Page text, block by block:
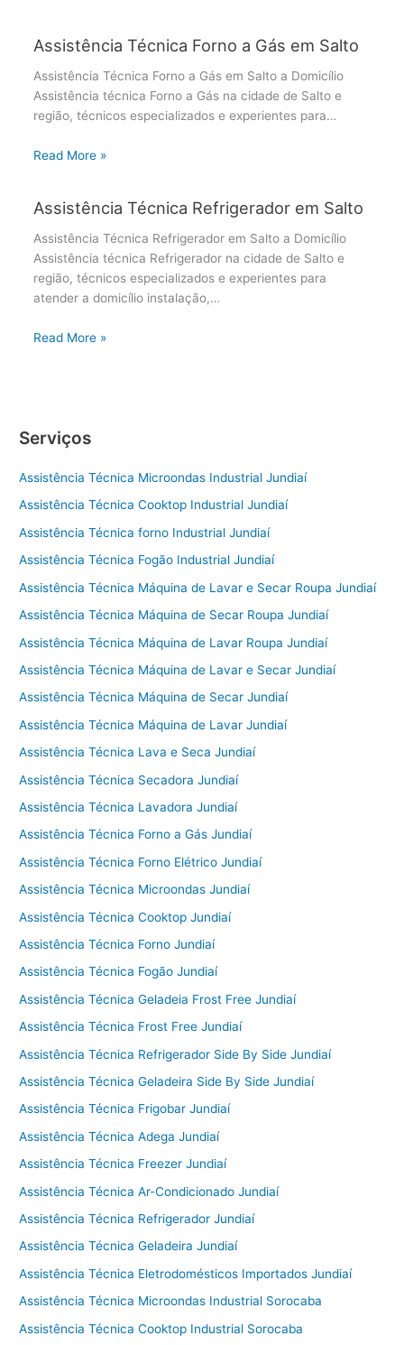
Assistência Técnica Forno a Gás em Salto
Assistência Técnica Forno a Gás em Salto a Domicílio
Assistência técnica Forno a Gás na cidade de Salto e
região, técnicos especializados e experientes para…
Read More »
Assistência Técnica Refrigerador em Salto
Assistência Técnica Refrigerador em Salto a Domicílio
Assistência técnica Refrigerador na cidade de Salto e
região, técnicos especializados e experientes para
atender a domicílio instalação,…
Read More »
Serviços
Assistência Técnica Microondas Industrial Jundiaí
Assistência Técnica Cooktop Industrial Jundiaí
Assistência Técnica forno Industrial Jundiaí
Assistência Técnica Fogão Industrial Jundiaí
Assistência Técnica Máquina de Lavar e Secar Roupa Jundiaí
Assistência Técnica Máquina de Secar Roupa Jundiaí
Assistência Técnica Máquina de Lavar Roupa Jundiaí
Assistência Técnica Máquina de Lavar e Secar Jundiaí
Assistência Técnica Máquina de Secar Jundiaí
Assistência Técnica Máquina de Lavar Jundiaí
Assistência Técnica Lava e Seca Jundiaí
Assistência Técnica Secadora Jundiaí
Assistência Técnica Lavadora Jundiaí
Assistência Técnica Forno a Gás Jundiaí
Assistência Técnica Forno Elétrico Jundiaí
Assistência Técnica Microondas Jundiaí
Assistência Técnica Cooktop Jundiaí
Assistência Técnica Forno Jundiaí
Assistência Técnica Fogão Jundiaí
Assistência Técnica Geladeia Frost Free Jundiaí
Assistência Técnica Frost Free Jundiaí
Assistência Técnica Refrigerador Side By Side Jundiaí
Assistência Técnica Geladeira Side By Side Jundiaí
Assistência Técnica Frigobar Jundiaí
Assistência Técnica Adega Jundiaí
Assistência Técnica Freezer Jundiaí
Assistência Técnica Ar-Condicionado Jundiaí
Assistência Técnica Refrigerador Jundiaí
Assistência Técnica Geladeira Jundiaí
Assistência Técnica Eletrodomésticos Importados Jundiaí
Assistência Técnica Microondas Industrial Sorocaba
Assistência Técnica Cooktop Industrial Sorocaba